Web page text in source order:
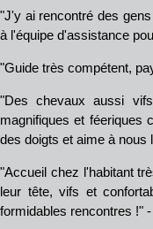
"J'y ai rencontré des
à l'équipe d'assistance
"Guide très compétent,
"Des chevaux aussi
magnifiques et féeriques
des doigts et aime à nous
"Accueil chez l'habitant
leur tête, vifs et
formidables rencontres !" -